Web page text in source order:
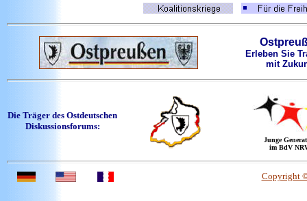
Erleben Sie
mit
Die Träger des Ostdeutschen
Diskussionsforums:
Junge
im BdV
Copyright